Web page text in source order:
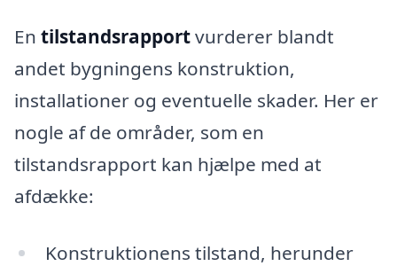
En tilstandsrapportvurderer blandt
andet bygningens konstruktion,
installationer og eventuelle skader. Her er
nogle af de områder, som en
tilstandsrapport kan hjælpe med at
afdække:
Konstruktionens tilstand, herunder